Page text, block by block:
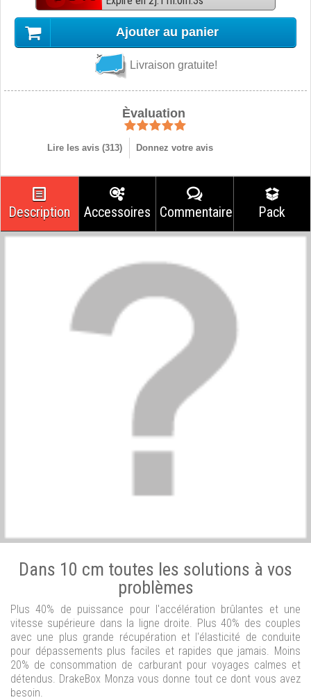
Ajouter au panier
Livraison gratuite!
Èvaluation
Lire les avis (313) Donnez votre avis
Description Accessoires Commentaires Pack
Dans 10 cm toutes les solutions à vos
problèmes
Plus 40% de puissance pour l'accélération brûlantes et une
vitesse supérieure dans la ligne droite. Plus 40% des couples
avec une plus grande récupération et l'élasticité de conduite
pour dépassements plus faciles et rapides que jamais. Moins
20% de consommation de carburant pour voyages calmes et
détendus. DrakeBox Monza vous donne tout ce dont vous avez
besoin.